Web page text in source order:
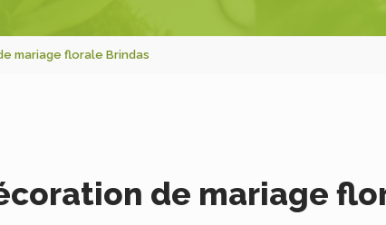
mariage florale Brindas
de mariage